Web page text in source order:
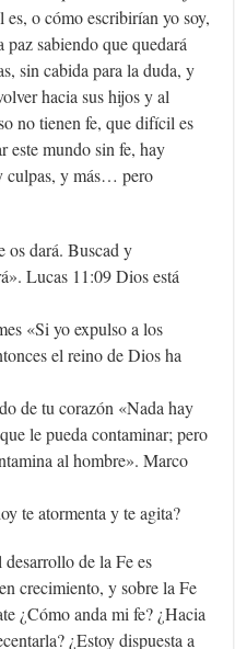
o cómo escribirían yo soy,
sabiendo que quedará
sin cabida para la duda, y
hacia sus hijos y al
no tienen fe, que difícil es
este mundo sin fe, hay
culpas, y más… pero
os dará. Buscad y
Lucas 11:09 Dios está
«Si yo expulso a los
el reino de Dios ha
de tu corazón «Nada hay
le pueda contaminar; pero
al hombre». Marco
te atormenta y te agita?
de la Fe es
crecimiento, y sobre la Fe
¿Cómo anda mi fe? ¿Hacia
¿Estoy dispuesta a